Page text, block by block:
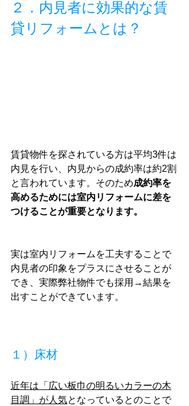
２．内見者に効果的な賃
貸リフォームとは？
賃貸物件を探されている方は平均3件は
内見を行い、内見からの成約率は約2割
と言われています。そのため成約率を
高めるためには室内リフォームに差を
つけることが重要となります。
実は室内リフォームを工夫することで
内見者の印象をプラスにさせることが
でき、実際弊社物件でも採用→結果を
出すことができています。
１）床材
近年は「広い板巾の明るいカラーの木
目調」が人気と なっているとのことで